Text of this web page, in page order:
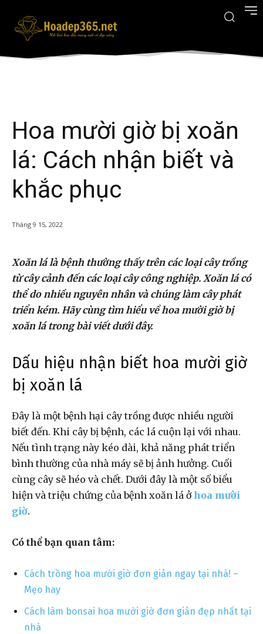
Hoa mười giờ bị xoăn
lá: Cách nhận biết và
khắc phục
Tháng 9 15, 2022
Xoăn lá là bệnh thường thấy trên các loại cây trồng
từ cây cảnh đến các loại cây công nghiệp. Xoăn lá có
thể do nhiều nguyên nhân và chúng làm cây phát
triển kém. Hãy cùng tìm hiểu về hoa mười giờ bị
xoăn lá trong bài viết dưới đây.
Dấu hiệu nhận biết hoa mười giờ
bị xoăn lá
Đây là một bệnh hại cây trồng được nhiều người
biết đến. Khi cây bị bệnh, các lá cuộn lại với nhau.
Nếu tình trạng này kéo dài, khả năng phát triển
bình thường của nhà máy sẽ bị ảnh hưởng. Cuối
cùng cây sẽ héo và chết. Dưới đây là một số biểu
hiện và triệu chứng của bệnh xoăn lá ởhoa mười
giờ.
Có thể bạn quan tâm:
Cách trồng hoa mười giờ đơn giản ngay tại nhà! –
Mẹo hay
Cách làm bonsai hoa mười giờ đơn giản đẹp nhất tại
nhà